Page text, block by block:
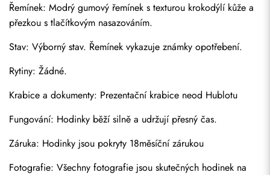
Řemínek: Modrý gumový řemínek s texturou krokodýlí kůže a
přezkou s tlačítkovým nasazováním.
Stav: Výborný stav. Řemínek vykazuje známky opotřebení.
Rytiny: Žádné.
Krabice a dokumenty: Prezentační krabice neod Hublotu
Fungování: Hodinky běží silně a udržují přesný čas.
Záruka: Hodinky jsou pokryty 18měsíční zárukou
Fotografie: Všechny fotografie jsou skutečných hodinek na
Odeslat